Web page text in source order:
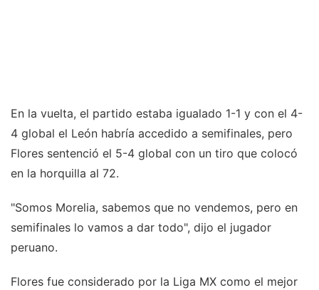
En la vuelta, el partido estaba igualado 1-1 y con el 4-
4 global el León habría accedido a semifinales, pero
Flores sentenció el 5-4 global con un tiro que colocó
en la horquilla al 72.
"Somos Morelia, sabemos que no vendemos, pero en
semifinales lo vamos a dar todo", dijo el jugador
peruano.
Flores fue considerado por la Liga MX como el mejor